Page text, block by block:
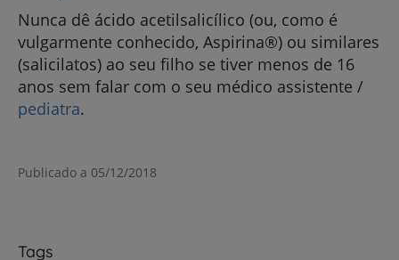
Nunca dê ácido acetilsalicílico (ou, como é
vulgarmente conhecido, Aspirina®) ou similares
(salicilatos) ao seu filho se tiver menos de 16
anos sem falar com o seu médico assistente /
pediatra.
Publicado a 05/12/2018
Tags